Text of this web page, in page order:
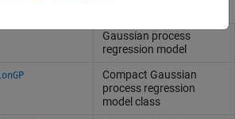
Gaussian process
regression model
Compact Gaussian
process regression
model class